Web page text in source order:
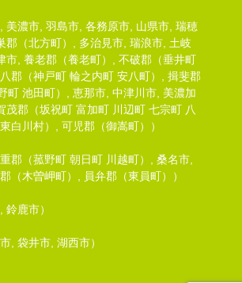
, 美濃市, 羽島市, 各務原市, 山県市, 瑞穂
郡（北方町）, 多治見市, 瑞浪市, 土岐
市, 養老郡（養老町）, 不破郡（垂井町
郡（神戸町 輪之内町 安八町）, 揖斐郡
町 池田町）, 恵那市, 中津川市, 美濃加
茂郡（坂祝町 富加町 川辺町 七宗町 八
白川村）, 可児郡（御嵩町））
重郡（菰野町 朝日町 川越町）, 桑名市,
（木曽岬町）, 員弁郡（東員町））
鈴鹿市）
, 袋井市, 湖西市）